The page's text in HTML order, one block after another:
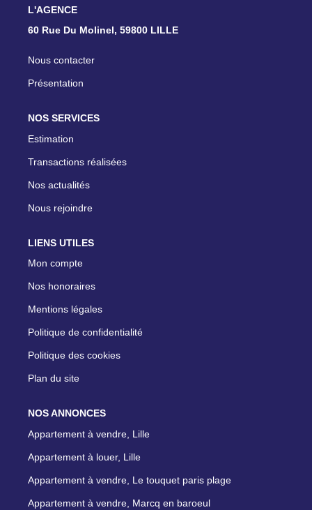
L'AGENCE
60 Rue Du Molinel, 59800 LILLE
Nous contacter
Présentation
NOS SERVICES
Estimation
Transactions réalisées
Nos actualités
Nous rejoindre
LIENS UTILES
Mon compte
Nos honoraires
Mentions légales
Politique de confidentialité
Politique des cookies
Plan du site
NOS ANNONCES
Appartement à vendre, Lille
Appartement à louer, Lille
Appartement à vendre, Le touquet paris plage
Appartement à vendre, Marcq en baroeul